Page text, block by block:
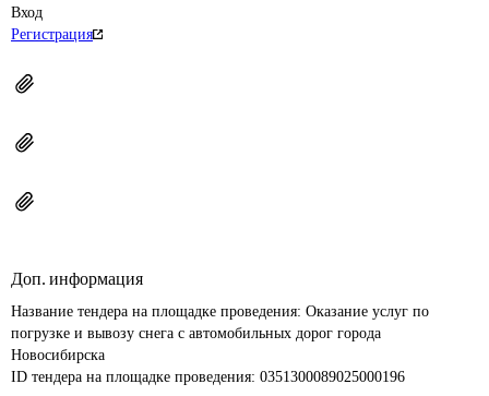
Вход
Регистрация
Доп. информация
Название тендера на площадке проведения: Оказание услуг по
погрузке и вывозу снега с автомобильных дорог города
Новосибирска
ID тендера на площадке проведения: 0351300089025000196